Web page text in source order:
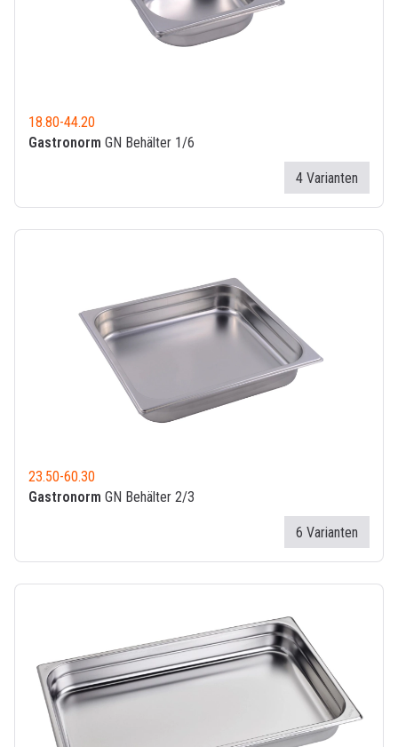
18.80-44.20
Gastronorm GN Behälter 1/6
4 Varianten
23.50-60.30
Gastronorm GN Behälter 2/3
6 Varianten